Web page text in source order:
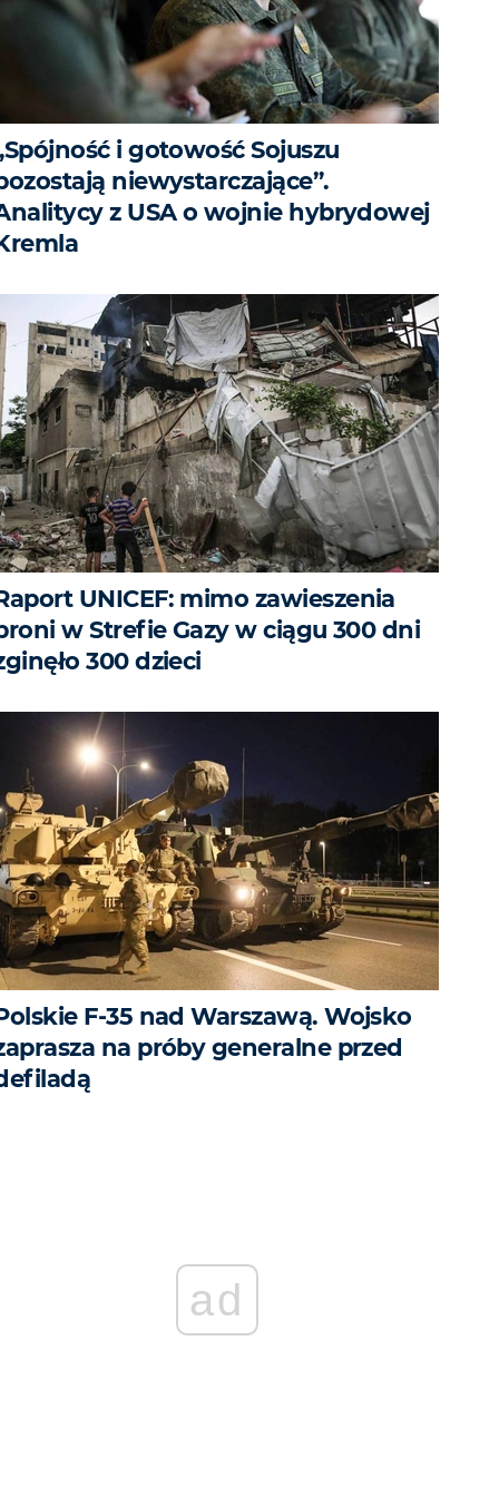
i gotowość Sojuszu
niewystarczające”.
z USA o wojnie hybrydowej
UNICEF: mimo zawieszenia
w Strefie Gazy w ciągu 300 dni
300 dzieci
F-35 nad Warszawą. Wojsko
na próby generalne przed
ad